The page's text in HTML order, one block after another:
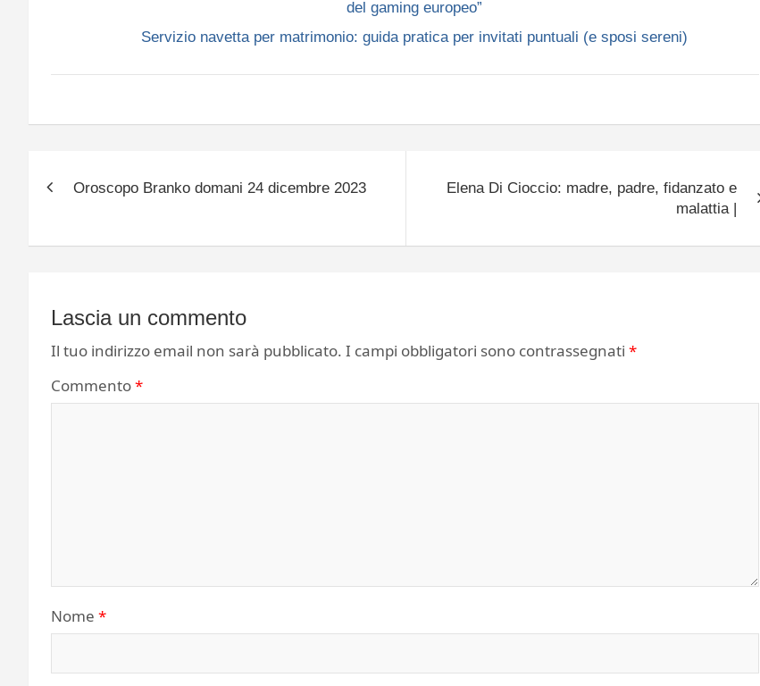
del gaming europeo”
Servizio navetta per matrimonio: guida pratica per invitati puntuali (e sposi sereni)
Oroscopo Branko domani 24 dicembre 2023
Elena Di Cioccio: madre, padre, fidanzato e
malattia |
Lascia un commento
Il tuo indirizzo email non sarà pubblicato. I campi obbligatori sono contrassegnati *
Commento*
Nome *